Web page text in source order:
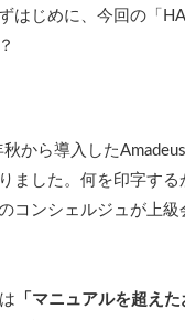
はじめに、今回の「
から導入した
ました。何を印字す
コンシェルジュが上
「マニュアルを超え